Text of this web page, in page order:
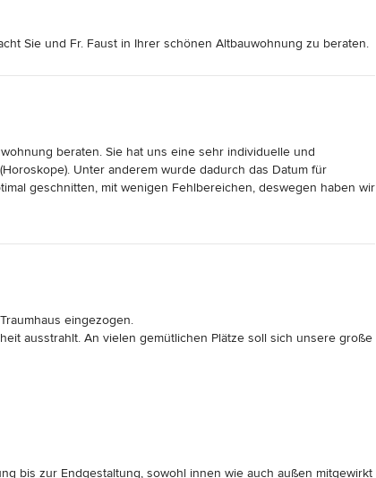
Sie und Fr. Faust in Ihrer schönen Altbauwohnung zu beraten.
Fragen haben, stehen ich Ihnen gerne jeder Zeit zur Verfügung.
beraten. Sie hat uns eine sehr individuelle und
Unter anderem wurde dadurch das Datum für
geschnitten, mit wenigen Fehlbereichen, deswegen haben wir
Unterstützung bei der Gestaltung des Eingangsbereichs. Trotz
Lösung gefunden. Vielen Dank Frau Cassebaum!
eingezogen.
ausstrahlt. An vielen gemütlichen Plätze soll sich unsere große
Gartentors, die Aufteilung der Räume und die Position der
hat mit der Gartenarchitektin die Positionen von Bäumen,
bis zur Endgestaltung, sowohl innen wie auch außen mitgewirkt